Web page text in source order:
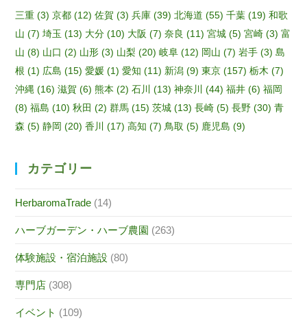
三重 (3) 京都 (12) 佐賀 (3) 兵庫 (39) 北海道 (55) 千葉 (19) 和歌
山 (7) 埼玉 (13) 大分 (10) 大阪 (7) 奈良 (11) 宮城 (5) 宮崎 (3) 富
山 (8) 山口 (2) 山形 (3) 山梨 (20) 岐阜 (12) 岡山 (7) 岩手 (3) 島
根 (1) 広島 (15) 愛媛 (1) 愛知 (11) 新潟 (9) 東京 (157) 栃木 (7)
沖縄 (16) 滋賀 (6) 熊本 (2) 石川 (13) 神奈川 (44) 福井 (6) 福岡
(8) 福島 (10) 秋田 (2) 群馬 (15) 茨城 (13) 長崎 (5) 長野 (30) 青
森 (5) 静岡 (20) 香川 (17) 高知 (7) 鳥取 (5) 鹿児島 (9)
カテゴリー
HerbaromaTrade (14)
ハーブガーデン・ハーブ農園 (263)
体験施設・宿泊施設 (80)
専門店 (308)
イベント (109)